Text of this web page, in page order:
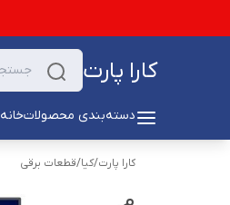
کارا پارت
دسته‌بندی محصولاتخانه
کارا پارت/کیا/قطعات برقی